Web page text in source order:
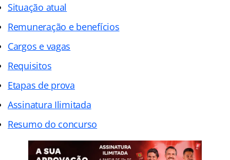
Situação atual
Remuneração e benefícios
Cargos e vagas
Requisitos
Etapas de prova
Assinatura Ilimitada
Resumo do concurso